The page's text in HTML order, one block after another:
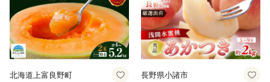
北海道上富良野町 長野県小諸市